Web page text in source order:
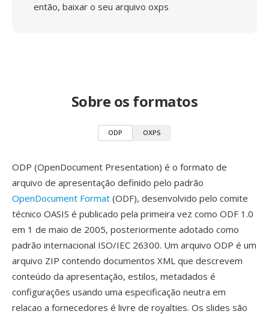
então, baixar o seu arquivo oxps
Sobre os formatos
ODP OXPS
ODP (OpenDocument Presentation) é o formato de
arquivo de apresentação definido pelo padrão
OpenDocument Format (ODF), desenvolvido pelo comite
técnico OASIS é publicado pela primeira vez como ODF 1.0
em 1 de maio de 2005, posteriormente adotado como
padrão internacional ISO/IEC 26300. Um arquivo ODP é um
arquivo ZIP contendo documentos XML que descrevem
conteúdo da apresentação, estilos, metadados é
configurações usando uma especificação neutra em
relacao a fornecedores é livre de royalties. Os slides são